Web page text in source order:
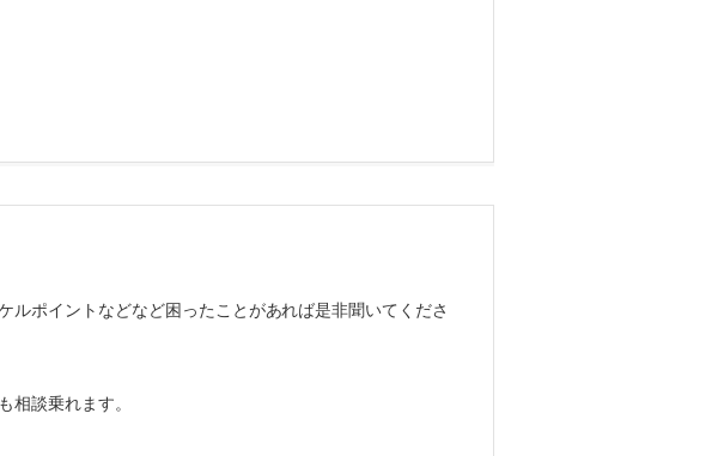
ルポイントなどなど困ったことがあれば是非聞いてくださ
相談乗れます。